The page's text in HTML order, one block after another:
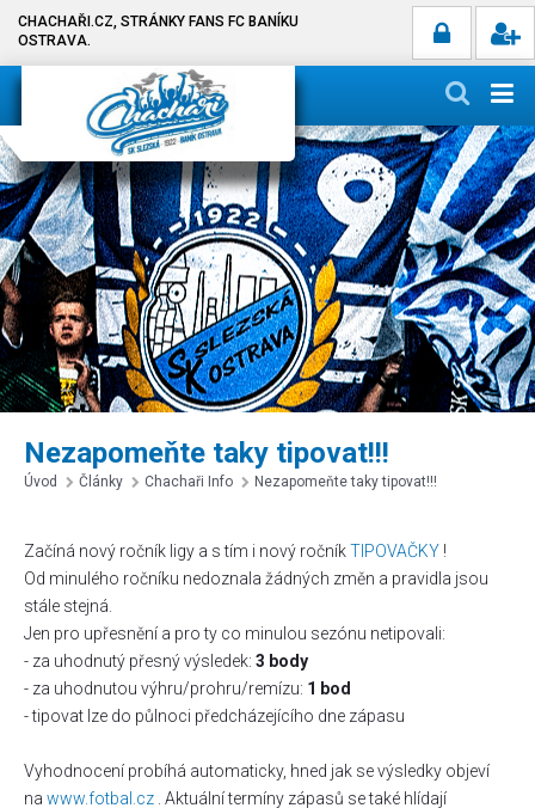
CHACHAŘI.CZ, STRÁNKY FANS FC BANÍKU
OSTRAVA.
Nezapomeňte taky tipovat!!!
Úvod Články Chachaři Info Nezapomeňte taky tipovat!!!
Začíná nový ročník ligy a s tím i nový ročníkTIPOVAČKY !
Od minulého ročníku nedoznala žádných změn a pravidla jsou
stále stejná.
Jen pro upřesnění a pro ty co minulou sezónu netipovali:
- za uhodnutý přesný výsledek: 3 body
- za uhodnutou výhru/prohru/remízu: 1 bod
- tipovat lze do půlnoci předcházejícího dne zápasu
Vyhodnocení probíhá automaticky, hned jak se výsledky objeví
na www.fotbal.cz . Aktuální termíny zápasů se také hlídají